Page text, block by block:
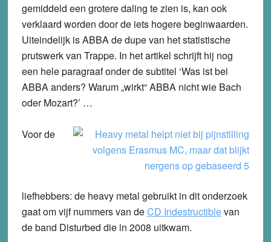
gemiddeld een grotere daling te zien is, kan ook
verklaard worden door de iets hogere beginwaarden.
Uiteindelijk is ABBA de dupe van het statistische
prutswerk van Trappe. In het artikel schrijft hij nog
een hele paragraaf onder de subtitel ‘Was ist bei
ABBA anders? Warum „wirkt“ ABBA nicht wie Bach
oder Mozart?’ …
Voor de
liefhebbers: de heavy metal gebruikt in dit onderzoek
gaat om vijf nummers van deCD Indestructiblevan
de band Disturbed die in 2008 uitkwam.